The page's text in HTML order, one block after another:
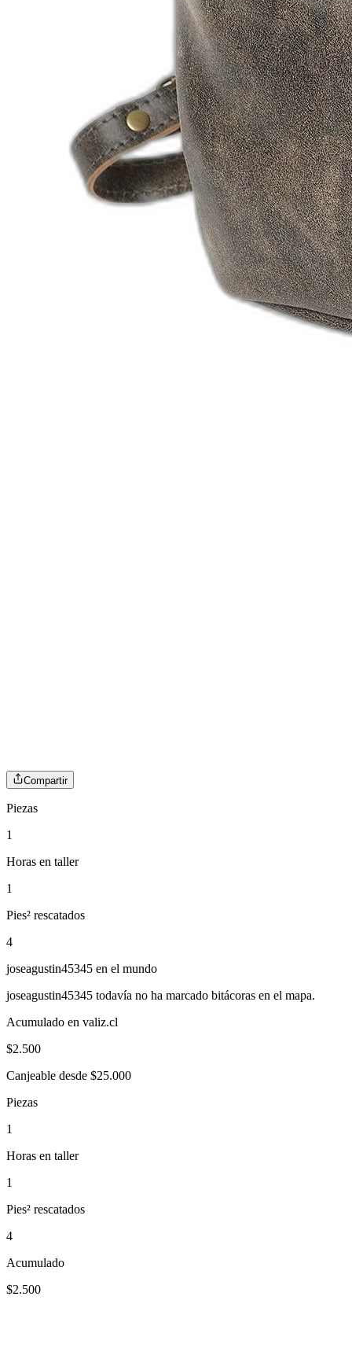
Compartir
Piezas
1
Horas en taller
1
Pies² rescatados
4
joseagustin45345 en el mundo
joseagustin45345 todavía no ha marcado bitácoras en el mapa.
Acumulado en valiz.cl
$2.500
Canjeable desde $25.000
Piezas
1
Horas en taller
1
Pies² rescatados
4
Acumulado
$2.500